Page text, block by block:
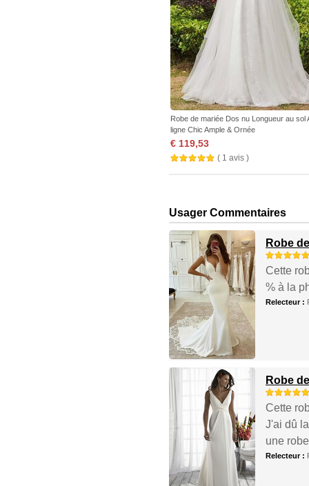
Robe de mariée Dos nu Longueur au sol
ligne Chic Ample & Ornée
€ 119,53
( 1 avis )
Usager Commentaires
Robe
Cette
% à la
Relecteur :
Robe
Cette
J'ai dû
une
Relecteur :